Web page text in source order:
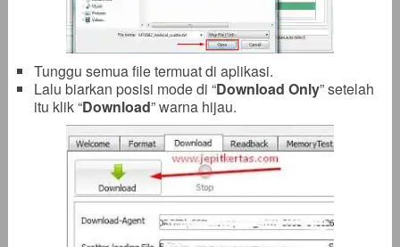
Tunggu semua file termuat di aplikasi.
Lalu biarkan posisi mode di “Download Only” setelah
itu klik “Download” warna hijau.